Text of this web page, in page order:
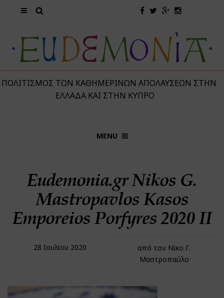
ΤΩΝ ΚΑΘΗΜΕΡΙΝΏΝ ΑΠΟΛΑΎΣΕΩΝ ΣΤΗΝ
ΕΛΛΆΔΑ ΚΑΙ ΣΤΗΝ ΚΎΠΡΟ
MENU
Eudemonia.gr Nikos G.
Mastropavlos Kasos
Emporeios Porfyres 2020 II
28 Ιουλίου 2020
από τον Νίκο Γ.
Μαστροπαύλο